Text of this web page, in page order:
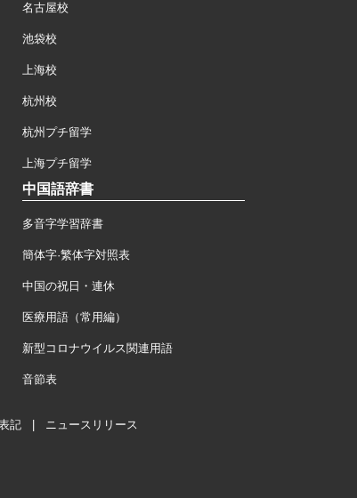
名古屋校
池袋校
上海校
杭州校
杭州プチ留学
上海プチ留学
中国語辞書
多音字学習辞書
簡体字·繁体字対照表
中国の祝日・連休
医療用語（常用編）
新型コロナウイルス関連用語
音節表
記 ニュースリリース